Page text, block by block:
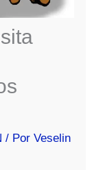
/ PorVeselin